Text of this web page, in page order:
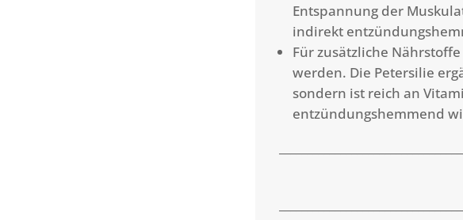
Entspannung der
indirekt
Für zusätzliche
werden. Die Petersilie
sondern ist reich an
entzündungshemmend